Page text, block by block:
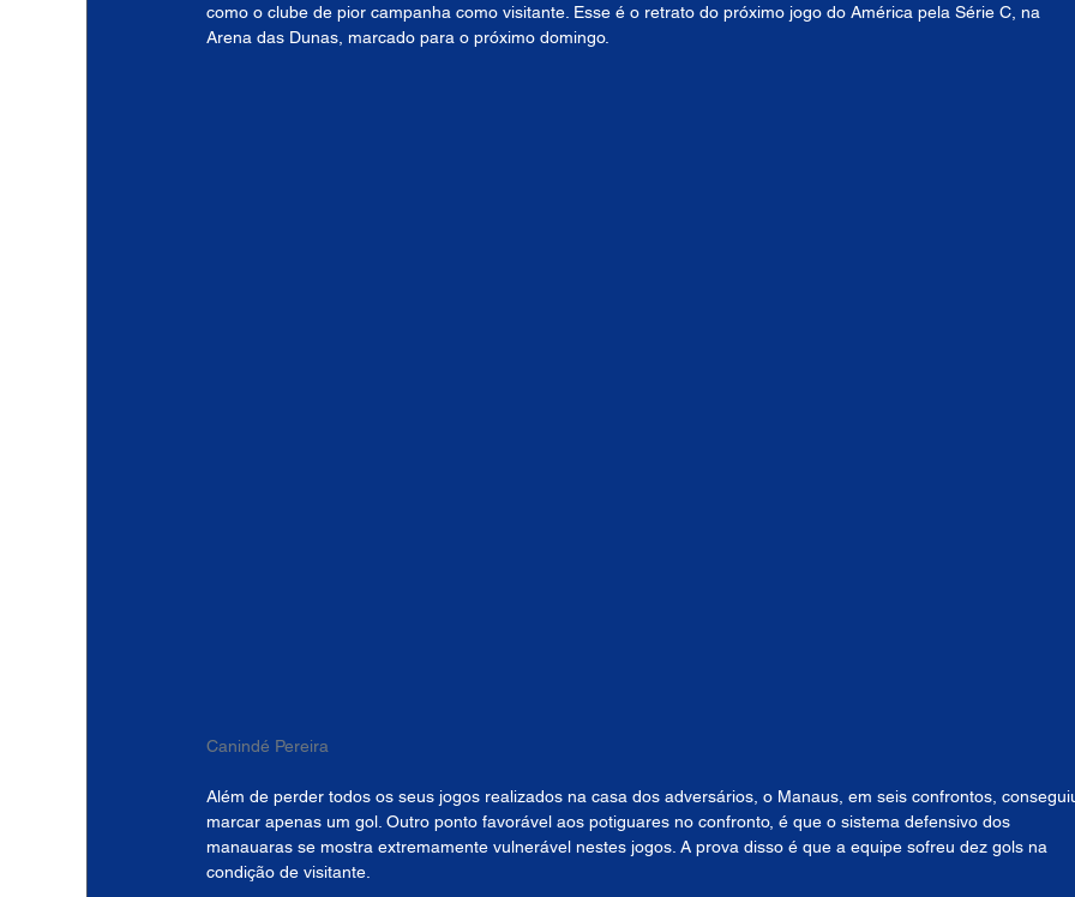
como o clube de pior campanha como visitante. Esse é o retrato do próximo jogo do América pela Série C, na
Arena das Dunas, marcado para o próximo domingo.
Canindé Pereira
Além de perder todos os seus jogos realizados na casa dos adversários, o Manaus, em seis confrontos,
marcar apenas um gol. Outro ponto favorável aos potiguares no confronto, é que o sistema defensivo dos
manauaras se mostra extremamente vulnerável nestes jogos. A prova disso é que a equipe sofreu dez gols na
condição de visitante.